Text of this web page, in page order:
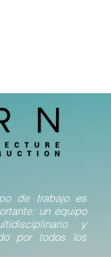
de trabajo es
un equipo
y
por todos los